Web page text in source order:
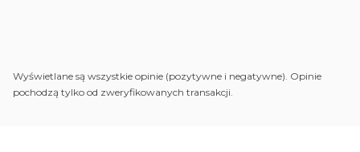
Wyświetlane są wszystkie opinie (pozytywne i negatywne). Opinie
pochodzą tylko od zweryfikowanych transakcji.